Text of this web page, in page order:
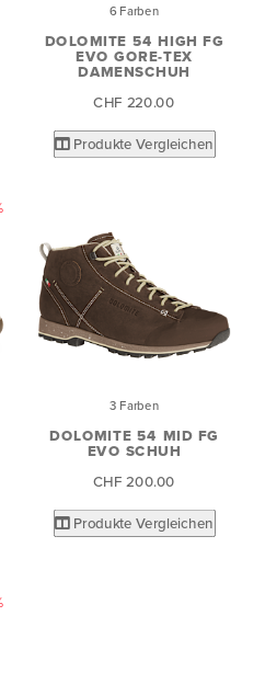
6 Farben
DOLOMITE 54 HIGH FG
EVO GORE-TEX
DAMENSCHUH
CHF 220.00
Produkte Vergleichen
3 Farben
DOLOMITE 54 MID FG
EVO SCHUH
CHF 200.00
Produkte Vergleichen